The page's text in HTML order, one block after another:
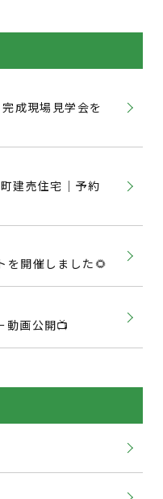
成現場見学会を
建売住宅｜予約
を開催しました🌻
動画公開📺